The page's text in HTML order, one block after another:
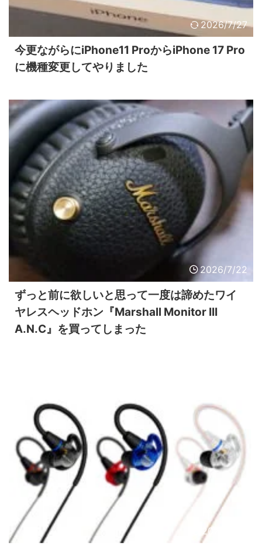
2026/7/27
今更ながらにiPhone11 ProからiPhone 17 Pro
に機種変更してやりました
2026/7/22
ずっと前に欲しいと思って一度は諦めたワイ
ヤレスヘッドホン『Marshall Monitor III
A.N.C』を買ってしまった
2026/7/12